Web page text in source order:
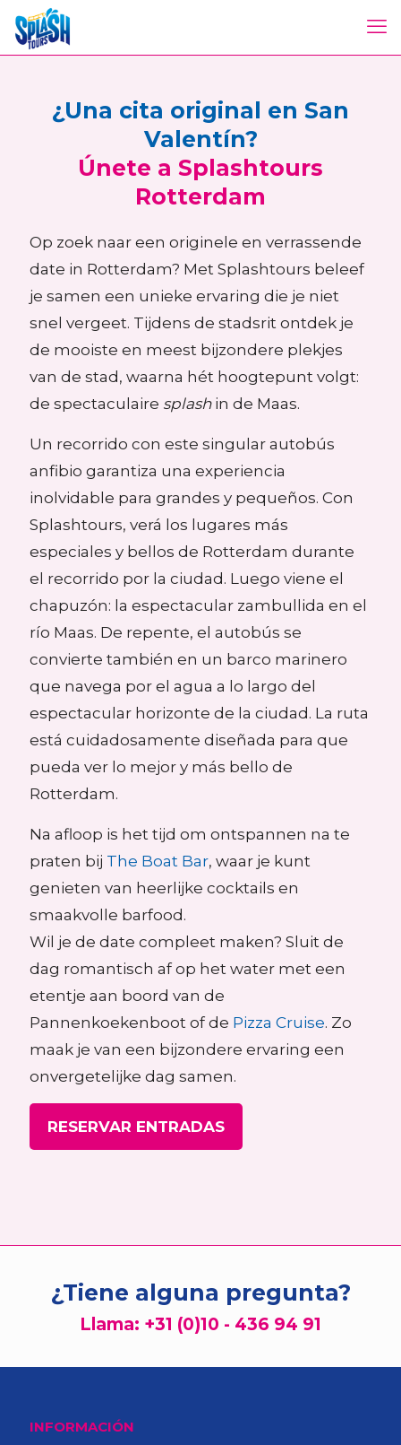
¿Una cita original en San
Valentín?
Únete a Splashtours
Rotterdam
Op zoek naar een originele en verrassende
date in Rotterdam? Met Splashtours beleef
je samen een unieke ervaring die je niet
snel vergeet. Tijdens de stadsrit ontdek je
de mooiste en meest bijzondere plekjes
van de stad, waarna hét hoogtepunt volgt:
de spectaculaire splashin de Maas.
Un recorrido con este singular autobús
anfibio garantiza una experiencia
inolvidable para grandes y pequeños. Con
Splashtours, verá los lugares más
especiales y bellos de Rotterdam durante
el recorrido por la ciudad. Luego viene el
chapuzón: la espectacular zambullida en el
río Maas. De repente, el autobús se
convierte también en un barco marinero
que navega por el agua a lo largo del
espectacular horizonte de la ciudad. La ruta
está cuidadosamente diseñada para que
pueda ver lo mejor y más bello de
Rotterdam.
Na afloop is het tijd om ontspannen na te
praten bij The Boat Bar, waar je kunt
genieten van heerlijke cocktails en
smaakvolle barfood.
Wil je de date compleet maken? Sluit de
dag romantisch af op het water met een
etentje aan boord van de
Pannenkoekenboot of de Pizza Cruise. Zo
maak je van een bijzondere ervaring een
onvergetelijke dag samen.
RESERVAR ENTRADAS
¿Tiene alguna pregunta?
Llama: +31 (0)10 - 436 94 91
INFORMACIÓN